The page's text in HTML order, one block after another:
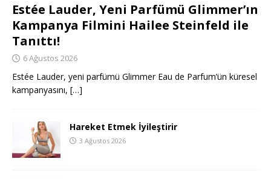
Estée Lauder, Yeni Parfümü Glimmer’ın
Kampanya Filmini Hailee Steinfeld ile
Tanıttı!
6 Ağustos 2026
Estée Lauder, yeni parfümü Glimmer Eau de Parfum’ün küresel
kampanyasını, […]
Hareket Etmek İyileştirir
3 Ağustos 2026